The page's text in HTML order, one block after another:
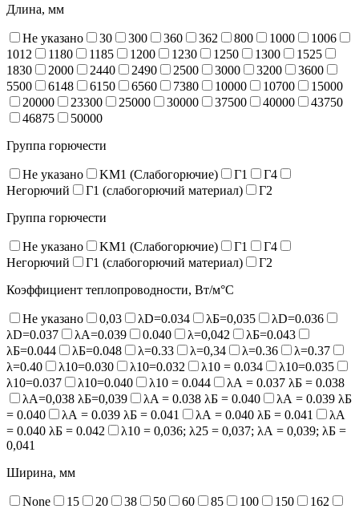
Длина, мм
Не указано 30 300 360 362 800 1000
1006
1012
1180 1185 1200 1230 1250 1300
1525
1830
2000 2440 2490 2500 3000 3200
3600
5500
6148 6150 6560 7380 10000 10700
15000
20000
23300 25000 30000 37500 40000
43750
46875
50000
Группа горючести
Не указано KM1 (Слабогорючие) Г1
Г4
Негорючий
Г1 (слабогорючий материал)
Г2
Группа горючести
Не указано KM1 (Слабогорючие) Г1
Г4
Негорючий
Г1 (слабогорючий материал)
Г2
Коэффициент теплопроводности, Вт/м°С
Не указано 0,03 λD=0.034 λБ=0,035
λD=0.036
λD=0.037
λA=0.039 0.040 λ=0,042
λБ=0.043
λБ=0.044
λБ=0.048 λ=0.33 λ=0,34 λ=0.36
λ=0.37
λ=0.40
λ10=0.030 λ10=0.032 λ10 = 0.034
λ10=0.035
λ10=0.037
λ10=0.040 λ10 = 0.044
λА = 0.037 λБ = 0.038
λА=0,038 λБ=0,039
λA = 0.038 λБ = 0.040
λА = 0.039 λБ
= 0.040
λА = 0.039 λБ = 0.041 λА = 0.040 λБ = 0.041
λА
= 0.040 λБ = 0.042
λ10 = 0,036; λ25 = 0,037; λА = 0,039; λБ =
0,041
Ширина, мм
None 15 20 38 50 60 85 100 150
162